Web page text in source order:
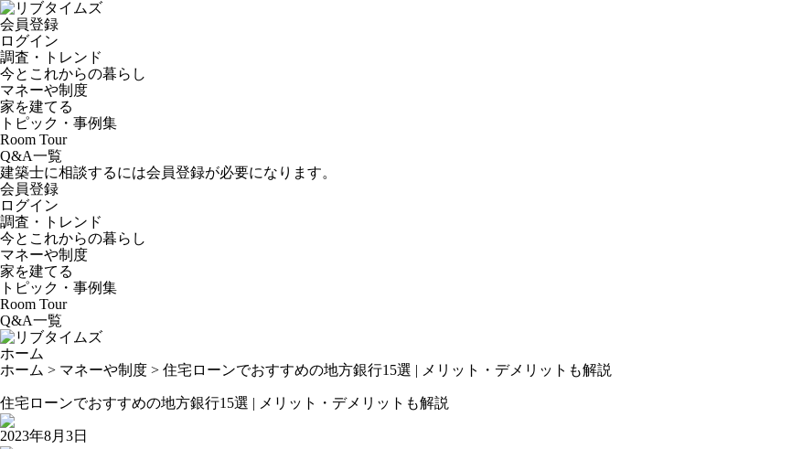
会員登録
ログイン
調査・トレンド
今とこれからの暮らし
マネーや制度
家を建てる
トピック・事例集
Room Tour
Q&A一覧
建築士に相談するには会員登録が必要になります。
会員登録
ログイン
調査・トレンド
今とこれからの暮らし
マネーや制度
家を建てる
トピック・事例集
Room Tour
Q&A一覧
ホーム
ホーム > マネーや制度 > 住宅ローンでおすすめの地方銀行15選 | メリット・デメリットも解説
住宅ローンでおすすめの地方銀行15選 | メリット・デメリットも解説
2023年8月3日